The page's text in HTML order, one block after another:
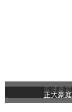
亚洲豪苑
正大豪庭